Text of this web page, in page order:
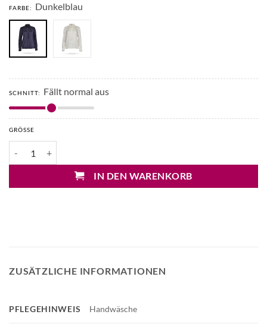
FARBE: Dunkelblau
SCHNITT: Fällt normal aus
GRÖSSE
IN DEN WARENKORB
ZUSÄTZLICHE INFORMATIONEN
PFLEGEHINWEIS Handwäsche